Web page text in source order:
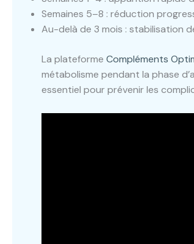
Semaines 5–8 : réduction
Au-delà de 3 mois : stabilisation
La plateforme Compléments
métabolisme pendant la phase
essentiel pour prévenir les